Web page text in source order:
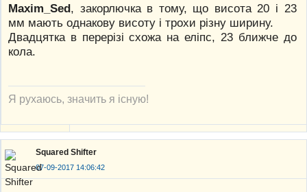
Maxim_Sed, закорлючка в тому, що висота 20 і 23
мм мають однакову висоту і трохи різну ширину.
Двадцятка в перерізі схожа на еліпс, 23 ближче до
кола.
Я рухаюсь, значить я існую!
Squared Shifter
07-09-2017 14:06:42